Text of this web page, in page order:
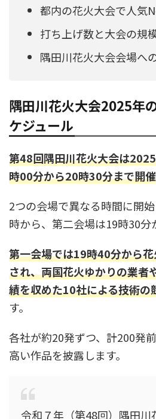
都内の花火大会で人気
打ち上げ数と大会の規
隅田川花火大会会場へ
隅田川花火大会2025年
ケジュール
第48回隅田川花火大会は
時00分から20時30分まで開催
2つの会場で異なる時間に開
時から、第二会場は19時30分
第一会場では19時40分から
され、両国花火ゆかりの業者
績を収めた10社による技術の
す。
各社が約20発ずつ、計200発
高い作品を披露します。
令和７年（第48回）隅田川